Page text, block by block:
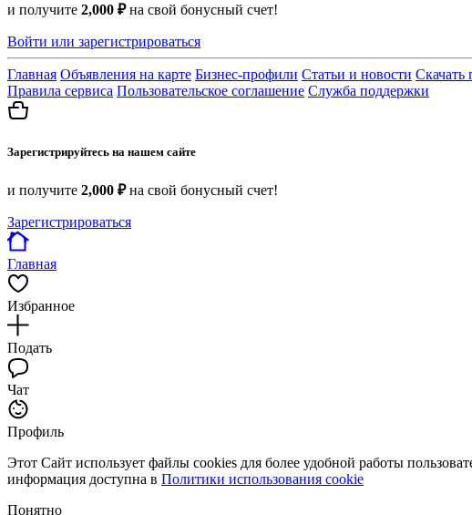
и получите 2,000 ₽на свой бонусный счет!
Войти или зарегистрироваться
Главная Объявления на карте Бизнес-профили Статьи и новости Скачать
Правила сервиса Пользовательское соглашение Служба поддержки
Зарегистрируйтесь на нашем сайте
и получите 2,000 ₽на свой бонусный счет!
Зарегистрироваться
Главная
Избранное
Подать
Чат
Профиль
Этот Сайт использует файлы cookies для более удобной работы
информация доступна в Политики использования cookie
Понятно